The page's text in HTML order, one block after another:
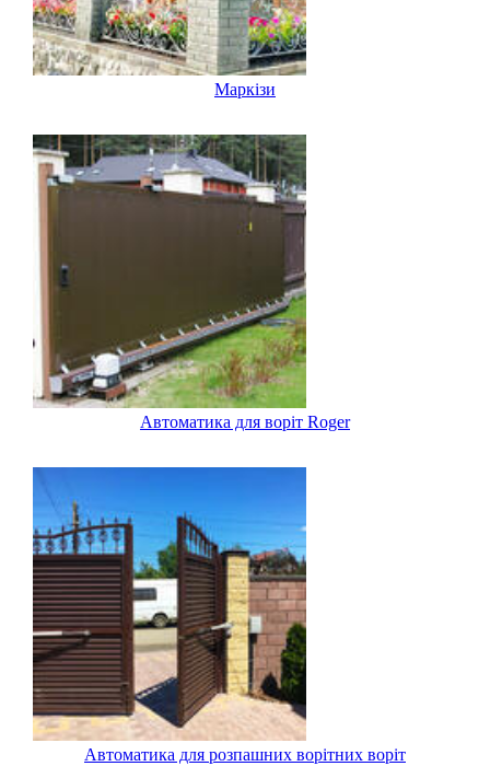
Маркізи
Автоматика для воріт Roger
Автоматика для розпашних ворітних воріт